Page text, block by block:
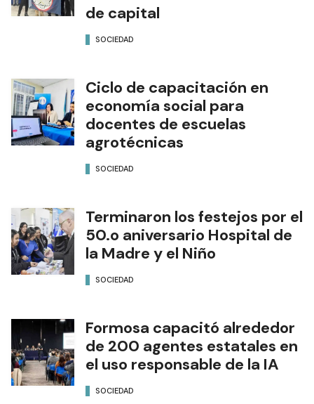
de capital
SOCIEDAD
Ciclo de capacitación en
economía social para
docentes de escuelas
agrotécnicas
SOCIEDAD
Terminaron los festejos por el
50.o aniversario Hospital de
la Madre y el Niño
SOCIEDAD
Formosa capacitó alrededor
de 200 agentes estatales en
el uso responsable de la IA
SOCIEDAD